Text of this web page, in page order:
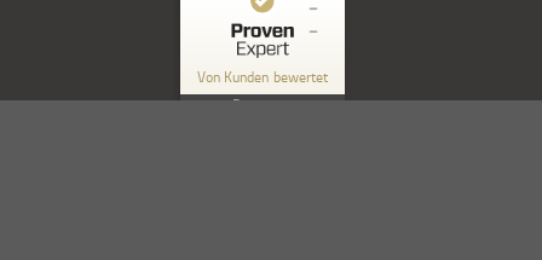
Von Kunden bewertet
Bewertungen
Kundenbewertungen und Erfahrungen zu
Horn Verlag